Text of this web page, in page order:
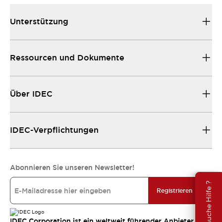
Brauche Hilfe ?
Unterstützung
Ressourcen und Dokumente
Über IDEC
IDEC-Verpflichtungen
Abonnieren Sie unseren Newsletter!
Registrieren